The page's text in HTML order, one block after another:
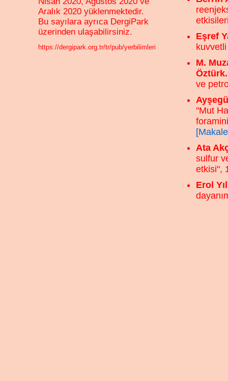
Aralık 2020 yüklenmektedir.
Bu sayılara ayrıca DergiPark
üzerinden ulaşabilirsiniz.
https://dergipark.org.tr/tr/pub/yerbilimleri
Eşref
M.
ve
"Mut
Ata
sulfur
etkisi",
Erol